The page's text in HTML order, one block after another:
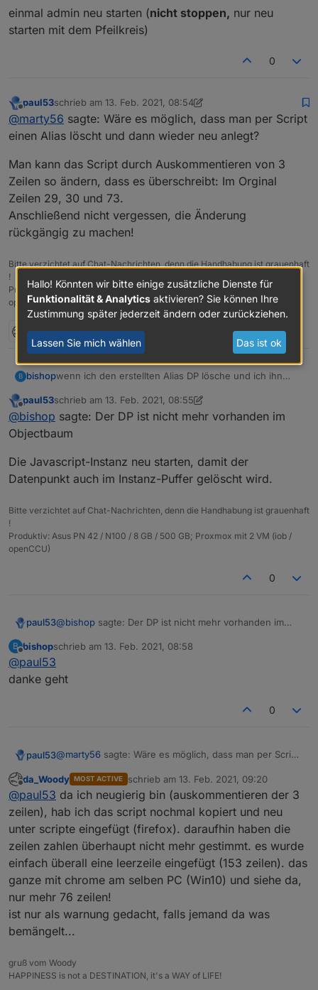
einmal admin neu starten (nicht stoppen, nur neu
starten mit dem Pfeilkreis)
0
Offline
paul53schrieb am 13. Feb. 2021, 08:54
zuletzt editiert von paul53
@marty56 sagte: Wäre es möglich, dass man per Script
einen Alias löscht und dann wieder neu anlegt?
Man kann das Script durch Auskommentieren von 3
Zeilen so ändern, dass es überschreibt: Im Orginal
Zeilen 29, 30 und 73.
Anschließend nicht vergessen, die Änderung
rückgängig zu machen!
Bitte verzichtet auf Chat-Nachrichten, denn die Handhabung ist grauenhaft
!
Produktiv: Asus PN 42 / N100 / 8 GB / 500 GB; Proxmox mit 2 VM (iob /
openCCU)
M 2 Antworten 0
B bishopwenn ich den erstellten Alias DP lösche und ich ihn
Der DP ist nicht mehr vorhanden im Objectbaum
Offline
paul53schrieb am 13. Feb. 2021, 08:55
zuletzt editiert von paul53
@bishop sagte: Der DP ist nicht mehr vorhanden im
Objectbaum
Die Javascript-Instanz neu starten, damit der
Datenpunkt auch im Instanz-Puffer gelöscht wird.
Bitte verzichtet auf Chat-Nachrichten, denn die Handhabung ist grauenhaft
!
Produktiv: Asus PN 42 / N100 / 8 GB / 500 GB; Proxmox mit 2 VM (iob /
openCCU)
0
paul53@bishop sagte: Der DP ist nicht mehr vorhanden im
Die Javascript-Instanz neu starten, damit der
B
Offline
bishopschrieb am 13. Feb. 2021, 08:58
zuletzt editiert von
@paul53
danke geht
0
paul53@marty56 sagte: Wäre es möglich, dass man per Script
Man kann das Script durch Auskommentieren von 3
Zeilen so ändern, dass es überschreibt: Im Orginal
Zeilen 29, 30 und 73.
Anschließend nicht vergessen, die Änderung
rückgängig zu machen!
Offline
da_Woody MOST ACTIVE schrieb am 13. Feb. 2021, 09:20
zuletzt editiert von
@paul53 da ich neugierig bin (auskommentieren der 3
zeilen), hab ich das script nochmal kopiert und neu
unter scripte eingefügt (firefox). daraufhin haben die
zeilen zahlen überhaupt nicht mehr gestimmt. es wurde
einfach überall eine leerzeile eingefügt (153 zeilen). das
ganze mit chrome am selben PC (Win10) und siehe da,
nur mehr 76 zeilen!
ist nur als warnung gedacht, falls jemand da was
bemängelt...
gruß vom Woody
HAPPINESS is not a DESTINATION, it's a WAY of LIFE!
Hallo! Könnten wir bitte einige zusätzliche Dienste für
Funktionalität & Analytics aktivieren? Sie können Ihre
Zustimmung später jederzeit ändern oder zurückziehen.
Lassen Sie mich wählen Das ist ok